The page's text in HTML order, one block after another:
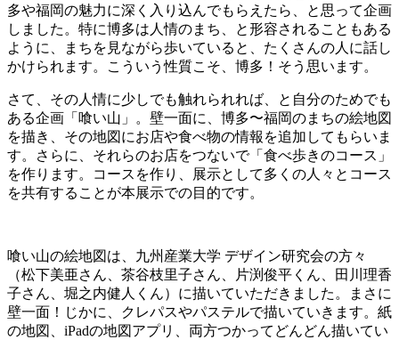
多や福岡の魅力に深く入り込んでもらえたら、と思って企画
しました。特に博多は人情のまち、と形容されることもある
ように、まちを見ながら歩いていると、たくさんの人に話し
かけられます。こういう性質こそ、博多！そう思います。
さて、その人情に少しでも触れられれば、と自分のためでも
ある企画「喰い山」。壁一面に、博多〜福岡のまちの絵地図
を描き、その地図にお店や食べ物の情報を追加してもらいま
す。さらに、それらのお店をつないで「食べ歩きのコース」
を作ります。コースを作り、展示として多くの人々とコース
を共有することが本展示での目的です。
喰い山の絵地図は、九州産業大学 デザイン研究会の方々
（松下美亜さん、茶谷枝里子さん、片渕俊平くん、田川理香
子さん、堀之内健人くん）に描いていただきました。まさに
壁一面！じかに、クレパスやパステルで描いていきます。紙
の地図、iPadの地図アプリ、両方つかってどんどん描いてい